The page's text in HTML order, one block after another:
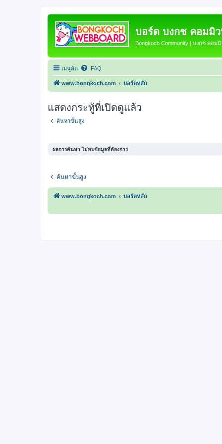
บอร์ด บงกช คอมมิ
Bongkoch Community | บงกช คอม
เมนูลัด FAQ
www.bongkoch.com บอร์ดหลัก
แสดงกระทู้ที่เปิดดูแล้ว
ค้นหาขั้นสูง
ผลการค้นหา ไม่พบข้อมูลที่ต้องการ
ค้นหาขั้นสูง
www.bongkoch.com บอร์ดหลัก